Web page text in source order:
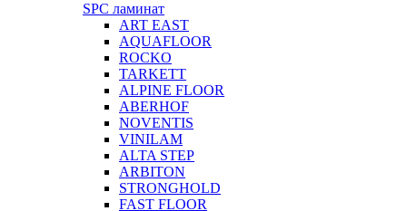
SPC ламинат
ART EAST
AQUAFLOOR
ROCKO
TARKETT
ALPINE FLOOR
ABERHOF
NOVENTIS
VINILAM
ALTA STEP
ARBITON
STRONGHOLD
FAST FLOOR